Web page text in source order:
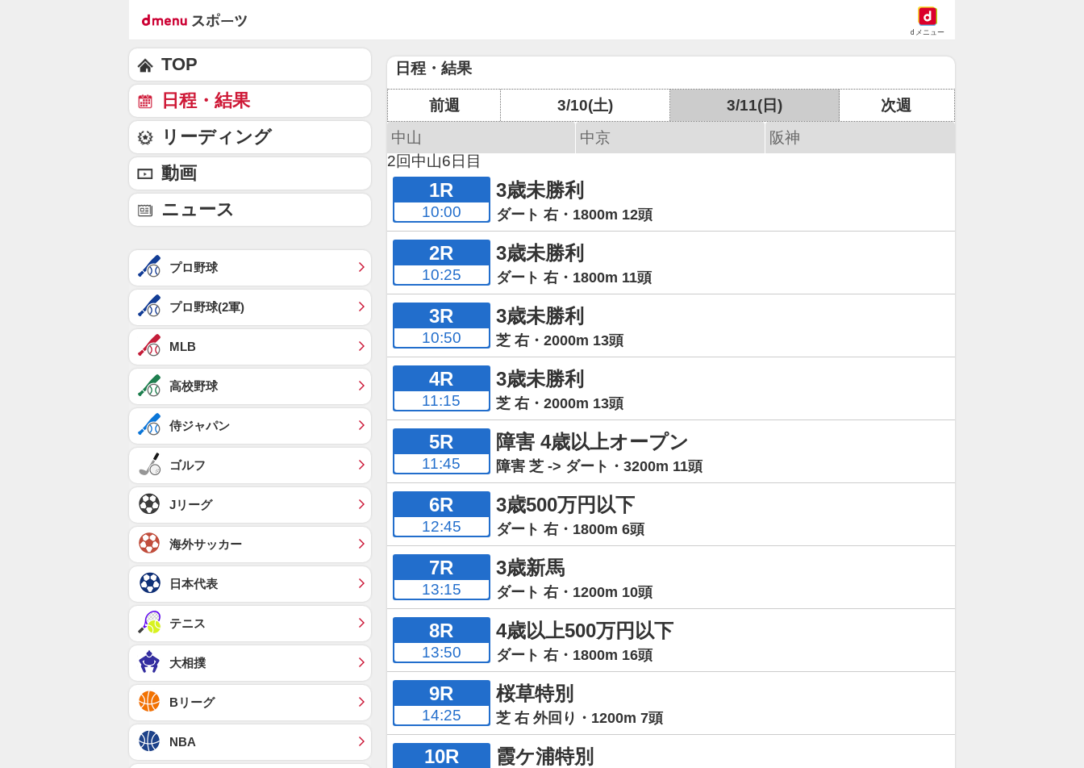
dメニュー
日程・結果
前週 3/10(土) 3/11(日)
次週
中山
中京
阪神
2回中山6日目
1R
10:00
3歳未勝利
ダート 右・1800m 12頭
2R
10:25
3歳未勝利
ダート 右・1800m 11頭
3R
10:50
3歳未勝利
芝 右・2000m 13頭
4R
11:15
3歳未勝利
芝 右・2000m 13頭
5R
11:45
障害 4歳以上オープン
障害 芝 -> ダート・3200m 11頭
6R
12:45
3歳500万円以下
ダート 右・1800m 6頭
7R
13:15
3歳新馬
ダート 右・1200m 10頭
8R
13:50
4歳以上500万円以下
ダート 右・1800m 16頭
9R
14:25
桜草特別
芝 右 外回り・1200m 7頭
10R 霞ケ浦特別
TOP
日程・結果
リーディング
動画
ニュース
プロ野球
プロ野球(2軍)
MLB
高校野球
侍ジャパン
ゴルフ
Jリーグ
海外サッカー
日本代表
テニス
大相撲
Bリーグ
NBA